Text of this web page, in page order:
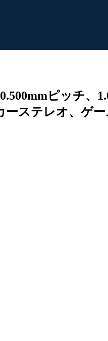
ピッチ、
ステレオ、ゲー